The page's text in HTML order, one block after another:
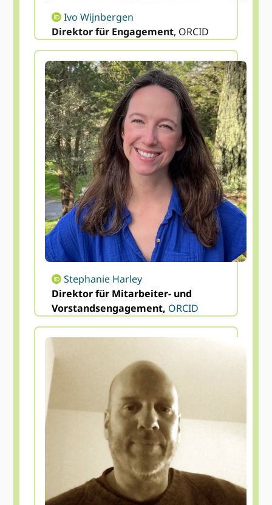
Ivo Wijnbergen
Direktor für Engagement, ORCID
Stephanie Harley
Direktor für Mitarbeiter- und
Vorstandsengagement, ORCID